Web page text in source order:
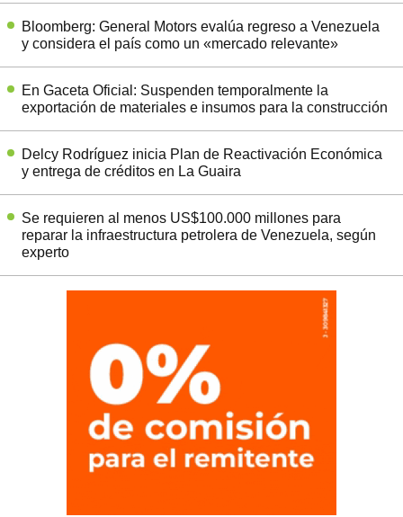
Bloomberg: General Motors evalúa regreso a Venezuela
y considera el país como un «mercado relevante»
En Gaceta Oficial: Suspenden temporalmente la
exportación de materiales e insumos para la construcción
Delcy Rodríguez inicia Plan de Reactivación Económica
y entrega de créditos en La Guaira
Se requieren al menos US$100.000 millones para
reparar la infraestructura petrolera de Venezuela, según
experto